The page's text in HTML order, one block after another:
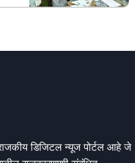
डिजिटल न्यूज पोर्टल आहे जे